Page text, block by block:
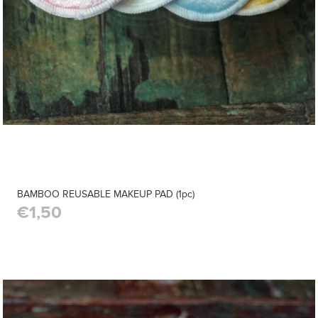
BAMBOO REUSABLE MAKEUP PAD (1pc)
€1,50